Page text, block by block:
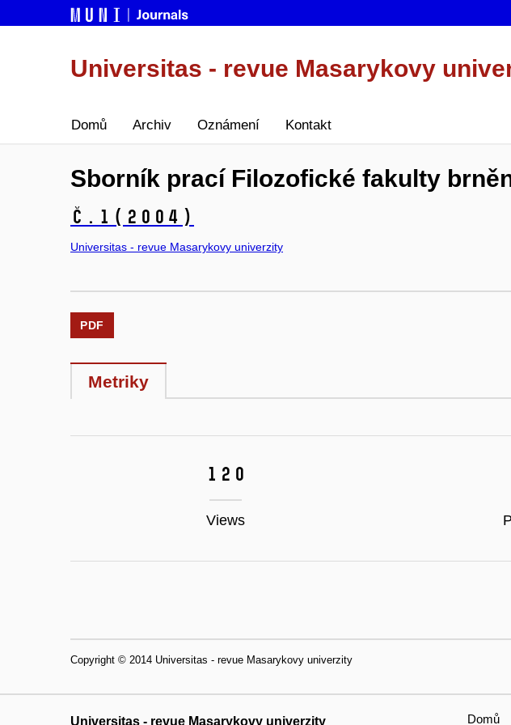
Universitas - revue Masarykovy
Domů Archiv Oznámení Kontakt
Sborník prací Filozofické fakulty
č.1 (2004)
Universitas - revue Masarykovy univerzity
PDF
Metriky
120
Views
Copyright © 2014 Universitas - revue Masarykovy univerzity
Universitas - revue Masarykovy univerzity Domů